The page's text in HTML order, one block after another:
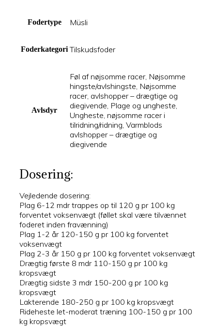
Fodertype Müsli
Foderkategori Tilskudsfoder
Avlsdyr
Føl af nøjsomme racer, Nøjsomme
hingste/avlshingste, Nøjsomme
racer, avlshopper – drægtige og
diegivende, Plage og ungheste,
Ungheste, nøjsomme racer i
tilridning/ridning, Varmblods
avlshopper – drægtige og
diegivende
Dosering:
Vejledende dosering:
Plag 6-12 mdr trappes op til 120 g pr 100 kg
forventet voksenvægt (føllet skal være tilvænnet
foderet inden fravænning)
Plag 1-2 år 120-150 g pr 100 kg forventet
voksenvægt
Plag 2-3 år 150 g pr 100 kg forventet voksenvægt
Drægtig første 8 mdr 110-150 g pr 100 kg
kropsvægt
Drægtig sidste 3 mdr 150-200 g pr 100 kg
kropsvægt
Lakterende 180-250 g pr 100 kg kropsvægt
Rideheste let-moderat træning 100-150 g pr 100
kg kropsvægt